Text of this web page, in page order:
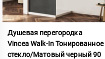
Душевая перегородка
Vincea Walk-In Тонированное
стекло/Матовый черный 90